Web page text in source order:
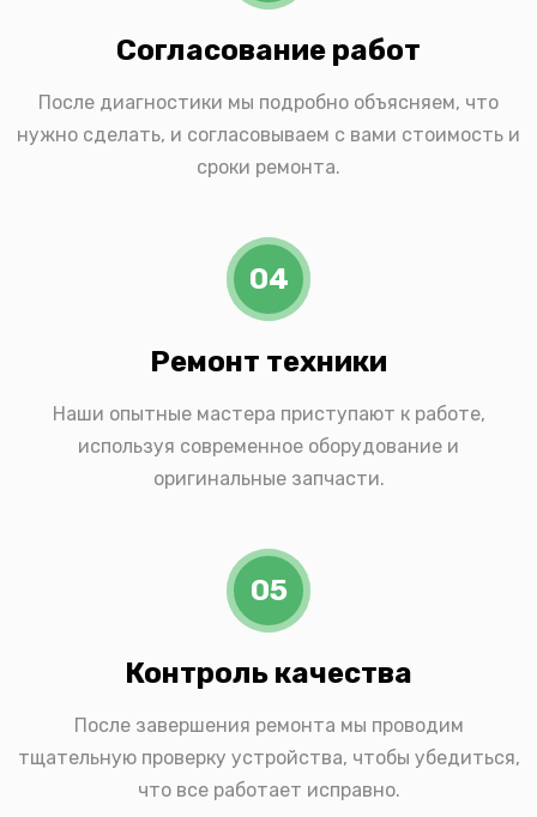
Согласование работ
После диагностики мы подробно объясняем, что
нужно сделать, и согласовываем с вами стоимость и
сроки ремонта.
04
Ремонт техники
Наши опытные мастера приступают к работе,
используя современное оборудование и
оригинальные запчасти.
05
Контроль качества
После завершения ремонта мы проводим
тщательную проверку устройства, чтобы убедиться,
что все работает исправно.